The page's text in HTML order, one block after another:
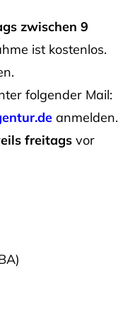
zwischen 9
ist kostenlos.
folgender Mail:
anmelden.
freitagsvor